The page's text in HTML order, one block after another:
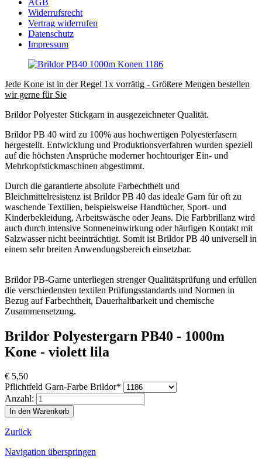
Widerrufsrecht
Vertrag widerrufen
Datenschutz
Impressum
Jede Kone ist in der Regel 1x vorrätig - Größere Mengen bestellen
wir gerne für Sie
Brildor Polyester Stickgarn in ausgezeichneter Qualität.
Brildor PB 40 wird zu 100% aus hochwertigen Polyesterfasern
hergestellt. Entwicklung und Produktionsverfahren wurden speziell
auf die höchsten Ansprüche moderner hochtouriger Ein- und
Mehrkopfstickmaschinen abgestimmt.
Durch die garantierte absolute Farbechtheit und
Bleichmittelresistenz ist Brildor PB 40 das ideale Garn für oft zu
waschende Textilien, beispielsweise Handtücher, Sport- und
Kinderbekleidung, Arbeitswäsche oder Jeans. Die Farbbrillanz wird
auch durch intensive Sonneneinwirkung oder häufigen Kontakt mit
Salzwasser nicht beeinträchtigt. Somit ist Brildor PB 40 universell in
einem sehr breiten Anwendungsbereich einsetzbar.
Brildor PB-Garne unterliegen strenger Qualitätsprüfung und erfüllen
die verschiedensten textilen Prüfungsstandards und Normen in
Bezug auf Farbechtheit, Dauerhaltbarkeit und chemische
Zusammensetzung.
Brildor Polyestergarn PB40 - 1000m
Kone - violett lila
€ 5,50
Pflichtfeld Garn-Farbe Brildor*
Anzahl:
Zurück
Navigation überspringen